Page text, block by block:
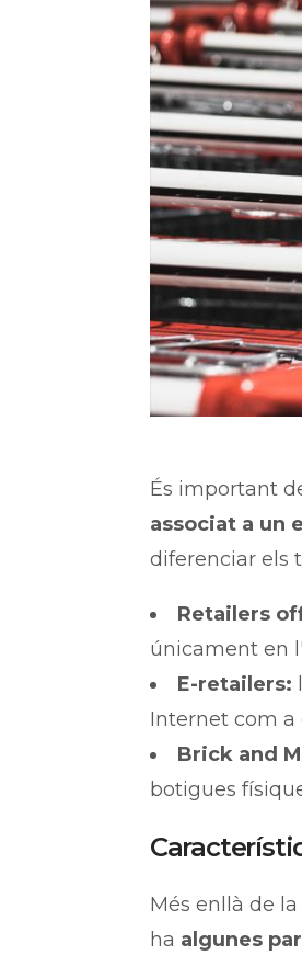
És important
associat a un
diferenciar els
Retailers
únicament en
E-retailers:
Internet com a
Brick and
botigues
Més enllà de
ha algunes